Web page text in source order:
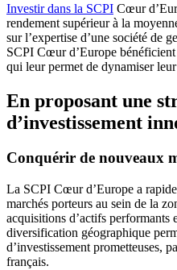
Investir dans la SCPI Cœur
rendement supérieur à la
sur l’expertise d’une société de
SCPI Cœur d’Europe
qui leur permet de dynamiser
En proposant une
d’investissement
Conquérir de nouveaux
La SCPI Cœur d’Europe a
marchés porteurs au sein de la
acquisitions d’actifs performants
diversification géographique
d’investissement prometteuses,
français.